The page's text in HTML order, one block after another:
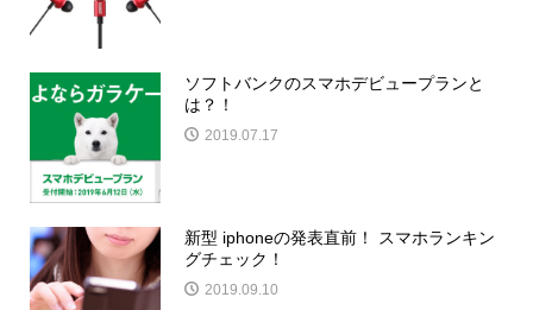
ソフトバンクのスマホデビュープランと
は？！
2019.07.17
新型 iphoneの発表直前！ スマホランキン
グチェック！
2019.09.10